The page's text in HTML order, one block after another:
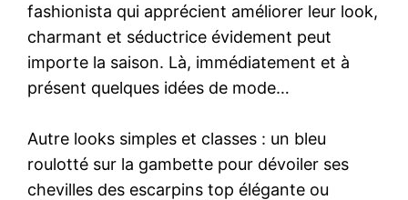
fashionista qui apprécient améliorer leur look,
charmant et séductrice évidement peut
importe la saison. Là, immédiatement et à
présent quelques idées de mode…
Autre looks simples et classes : un bleu
roulotté sur la gambette pour dévoiler ses
chevilles des escarpins top élégante ou